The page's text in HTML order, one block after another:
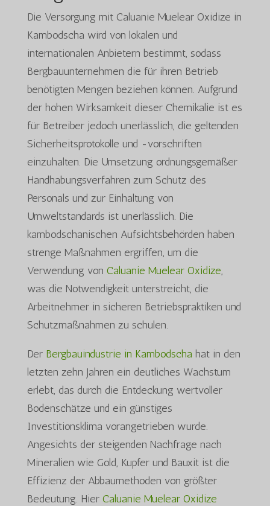
Die Versorgung mit Caluanie Muelear Oxidize in
Kambodscha wird von lokalen und
internationalen Anbietern bestimmt, sodass
Bergbauunternehmen die für ihren Betrieb
benötigten Mengen beziehen können. Aufgrund
der hohen Wirksamkeit dieser Chemikalie ist es
für Betreiber jedoch unerlässlich, die geltenden
Sicherheitsprotokolle und -vorschriften
einzuhalten. Die Umsetzung ordnungsgemäßer
Handhabungsverfahren zum Schutz des
Personals und zur Einhaltung von
Umweltstandards ist unerlässlich. Die
kambodschanischen Aufsichtsbehörden haben
strenge Maßnahmen ergriffen, um die
Verwendung von Caluanie Muelear Oxidize,
was die Notwendigkeit unterstreicht, die
Arbeitnehmer in sicheren Betriebspraktiken und
Schutzmaßnahmen zu schulen.
Der Bergbauindustrie in Kambodscha hat in den
letzten zehn Jahren ein deutliches Wachstum
erlebt, das durch die Entdeckung wertvoller
Bodenschätze und ein günstiges
Investitionsklima vorangetrieben wurde.
Angesichts der steigenden Nachfrage nach
Mineralien wie Gold, Kupfer und Bauxit ist die
Effizienz der Abbaumethoden von größter
Bedeutung. Hier Caluanie Muelear Oxidize